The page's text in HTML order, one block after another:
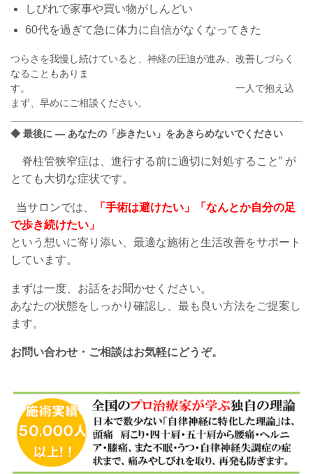
しびれで家事や買い物がしんどい
60代を過ぎて急に体力に自信がなくなってきた
つらさを我慢し続けていると、神経の圧迫が進み、改善しづらく
なることもありま
す。 一人で抱え込
まず、早めにご相談ください。
◆ 最後に ― あなたの「歩きたい」をあきらめないでください
脊柱管狭窄症は、進行する前に適切に対処すること” が
とても大切な症状です。
当サロンでは、
「手術は避けたい」「なんとか自分の足
で歩き続けたい」
という想いに寄り添い、最適な施術と生活改善をサポート
しています。
まずは一度、お話をお聞かせください。
あなたの状態をしっかり確認し、最も良い方法をご提案し
ます。
お問い合わせ・ご相談はお気軽にどうぞ。